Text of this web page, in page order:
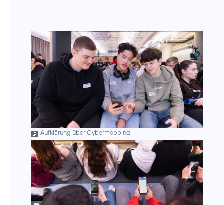
Aufklärung über Cybermobbing